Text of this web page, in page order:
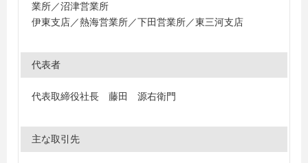
業所／沼津営業所
伊東支店／熱海営業所／下田営業所／東三河支店
代表者
代表取締役社長 藤田 源右衛門
主な取引先